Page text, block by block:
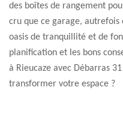
des boîtes de rangement
cru que ce garage,
oasis de tranquillité et de
planification et les bons
à Rieucaze avec Débarras
transformer votre espace ?